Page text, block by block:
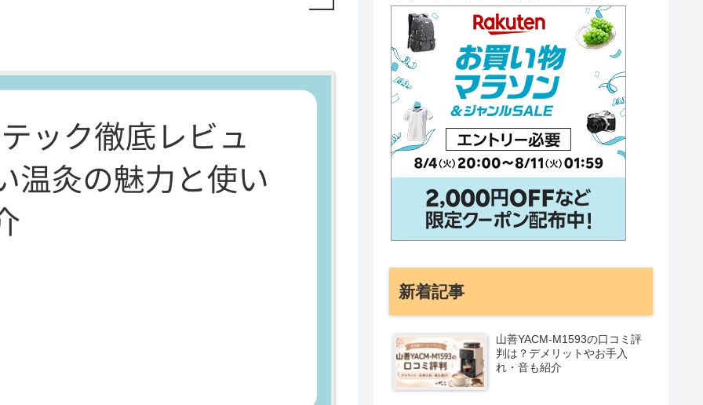
新着記事
山善YACM-M1593の口コミ評
判は？デメリットやお手入
れ・音も紹介